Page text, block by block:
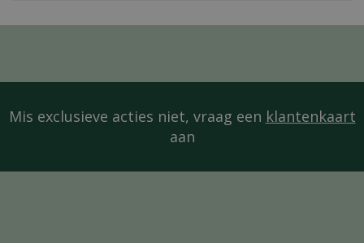
Mis exclusieve acties niet, vraag een klantenkaart
aan